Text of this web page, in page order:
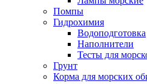
Помпы
Гидрохимия
Водоподготовка
Наполнители
Тесты для
Грунт
Корма для морских